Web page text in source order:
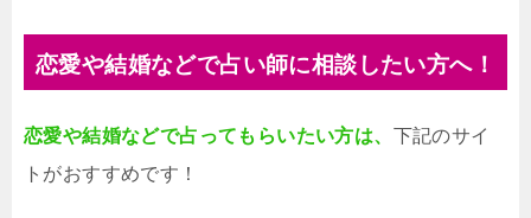
恋愛や結婚などで占い師に相談したい方へ！
恋愛や結婚などで占ってもらいたい方は、 下記のサイ
トがおすすめです！